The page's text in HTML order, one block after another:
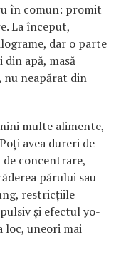
în comun: promit
La început,
dar o parte
apă, masă
neapărat din
multe alimente,
avea dureri de
concentrare,
părului sau
restricțiile
și efectul yo-
loc, uneori mai